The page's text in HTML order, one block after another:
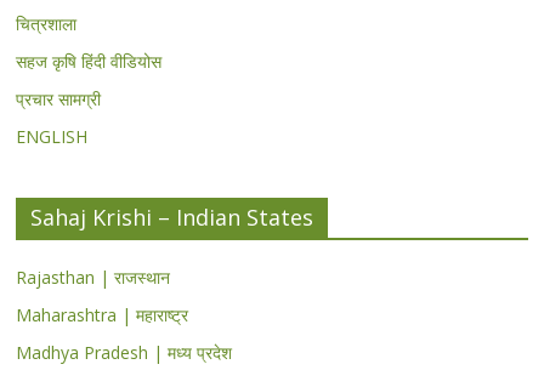
चित्रशाला
सहज कृषि हिंदी वीडियोस
प्रचार सामग्री
ENGLISH
Sahaj Krishi – Indian States
Rajasthan | राजस्थान
Maharashtra | महाराष्ट्र
Madhya Pradesh | मध्य प्रदेश